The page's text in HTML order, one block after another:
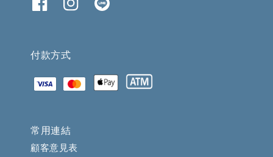
付款方式
常用連結
顧客意見表